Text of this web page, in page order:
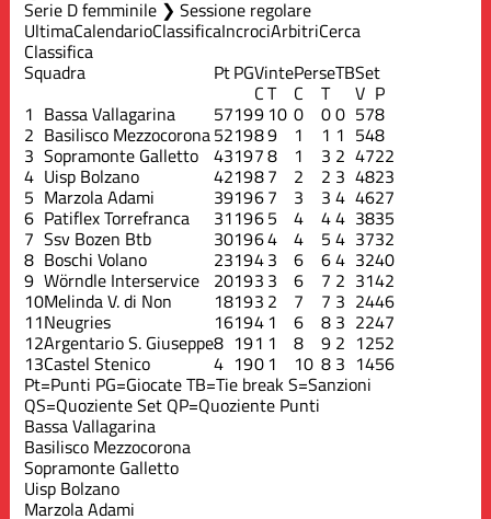
Serie D femminile ❯ Sessione regolare
UltimaCalendarioClassificaIncrociArbitriCerca
Classifica
Squadra PtPGVintePerseTBSet
CT C T V P
1 Bassa Vallagarina 57199 10 0 00 578
2 Basilisco Mezzocorona521989 1 1 1 548
3 Sopramonte Galletto 431978 1 3 2 4722
4 Uisp Bolzano 421987 2 2 3 4823
5 Marzola Adami 391967 3 3 4 4627
6 Patiflex Torrefranca 311965 4 44 3835
7 Ssv Bozen Btb 301964 4 5 4 3732
8 Boschi Volano 231943 6 64 3240
9 Wörndle Interservice 20193 3 6 7 2 3142
10Melinda V. di Non 18193 2 7 7 3 2446
11Neugries 16194 1 6 8 3 2247
12Argentario S. Giuseppe8 191 1 8 9 2 1252
13Castel Stenico 4 190 1 10 8 3 1456
Pt=Punti PG=GiocateTB=Tie breakS=Sanzioni
QS=Quoziente Set QP=Quoziente Punti
Bassa Vallagarina
Basilisco Mezzocorona
Sopramonte Galletto
Uisp Bolzano
Marzola Adami